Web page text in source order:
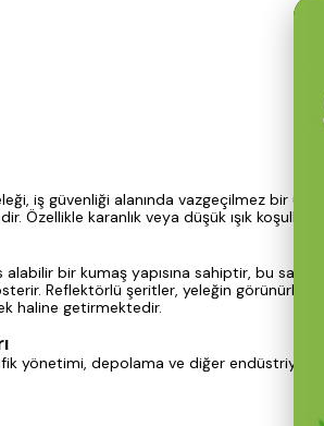
iş güvenliği alanında vazgeçilmez bir
Özellikle karanlık veya düşük ışık
bir kumaş yapısına sahiptir, bu
Reflektörlü şeritler, yeleğin
haline getirmektedir.
yönetimi, depolama ve diğer endüstriyel